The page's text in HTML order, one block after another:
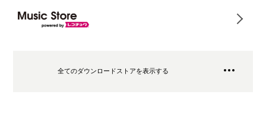
全てのダウンロードストアを表示する